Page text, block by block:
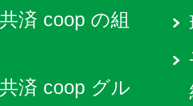
済 coop の組
済 coop グル